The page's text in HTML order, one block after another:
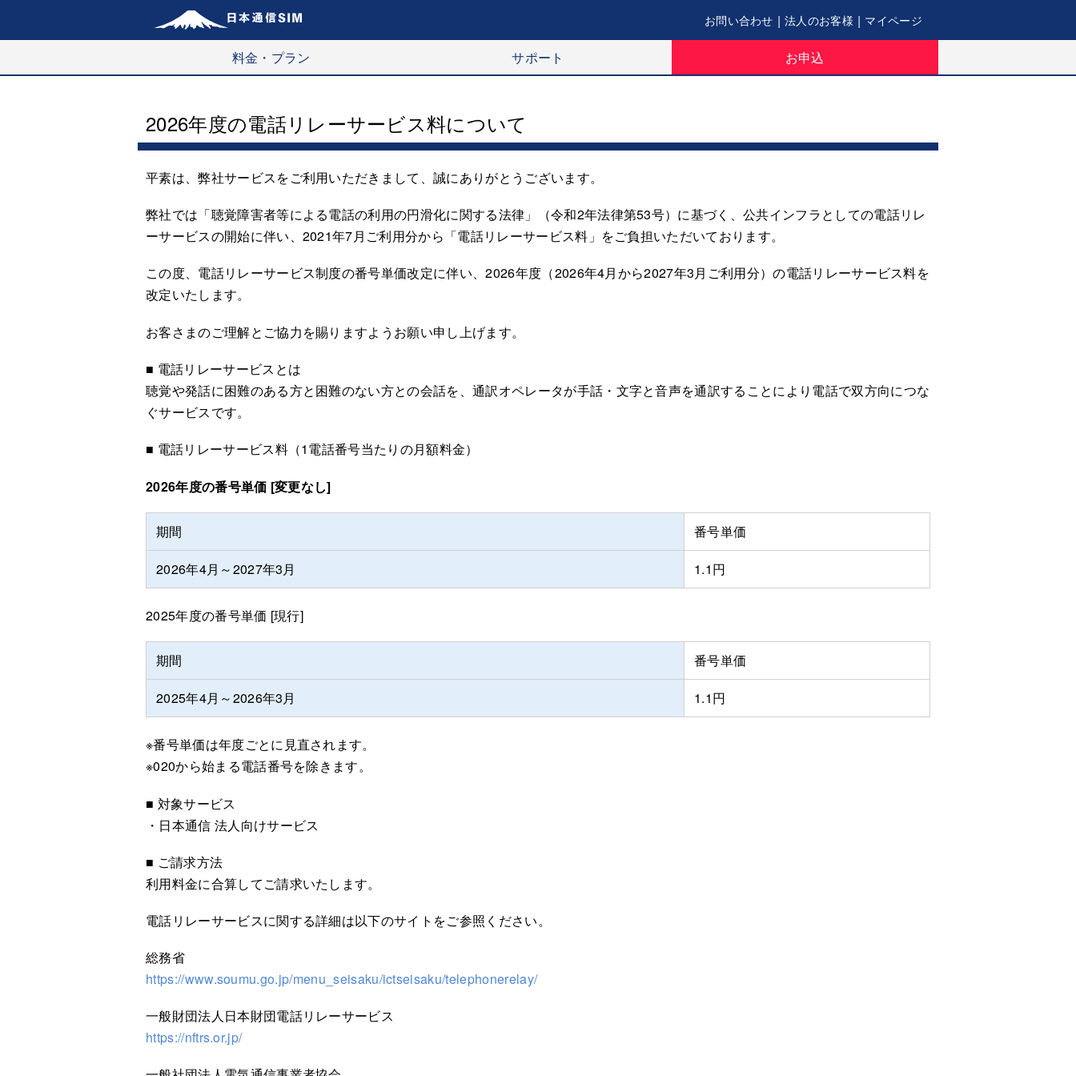
お問い合わせ | 法人のお客様 | マイページ
料金・プラン サポート お申込
2026年度の電話リレーサービス料について
平素は、弊社サービスをご利用いただきまして、誠にありがとうございます。
弊社では「聴覚障害者等による電話の利用の円滑化に関する法律」（令和2年法律第53号）に基づく、公共インフラとしての電話リレ
ーサービスの開始に伴い、2021年7月ご利用分から「電話リレーサービス料」をご負担いただいております。
この度、電話リレーサービス制度の番号単価改定に伴い、2026年度（2026年4月から2027年3月ご利用分）の電話リレーサービス料を
改定いたします。
お客さまのご理解とご協力を賜りますようお願い申し上げます。
■ 電話リレーサービスとは
聴覚や発話に困難のある方と困難のない方との会話を、通訳オペレータが手話・文字と音声を通訳することにより電話で双方向につな
ぐサービスです。
■ 電話リレーサービス料（1電話番号当たりの月額料金）
2026年度の番号単価 [変更なし]
期間 番号単価
2026年4月～2027年3月 1.1円
2025年度の番号単価 [現行]
期間 番号単価
2025年4月～2026年3月 1.1円
※番号単価は年度ごとに見直されます。
※020から始まる電話番号を除きます。
■ 対象サービス
・日本通信 法人向けサービス
■ ご請求方法
利用料金に合算してご請求いたします。
電話リレーサービスに関する詳細は以下のサイトをご参照ください。
総務省
https://www.soumu.go.jp/menu_seisaku/ictseisaku/telephonerelay/
一般財団法人日本財団電話リレーサービス
https://nftrs.or.jp/